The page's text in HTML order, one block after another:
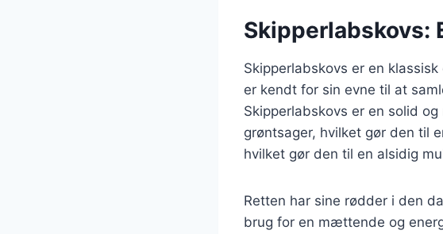
Skipperlabskovs:
Skipperlabskovs er en
er kendt for sin evne til at
Skipperlabskovs er en solid
grøntsager, hvilket gør den til
hvilket gør den til en alsidig
Retten har sine rødder i den
brug for en mættende og